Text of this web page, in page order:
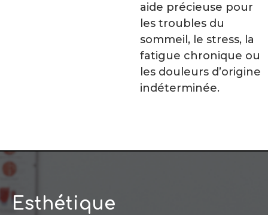
aide précieuse pour
les troubles du
sommeil, le stress, la
fatigue chronique ou
les douleurs d’origine
indéterminée.
Esthétique